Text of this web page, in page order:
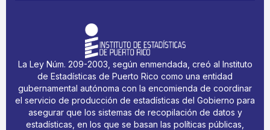
La Ley Núm. 209-2003, según enmendada, creó al Instituto
de Estadísticas de Puerto Rico como una entidad
gubernamental autónoma con la encomienda de coordinar
el servicio de producción de estadísticas del Gobierno para
asegurar que los sistemas de recopilación de datos y
estadísticas, en los que se basan las políticas públicas,